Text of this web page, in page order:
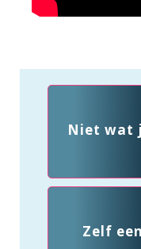
Niet wat
Zelf